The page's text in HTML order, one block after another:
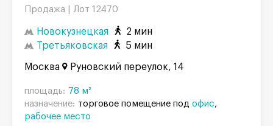
Продажа | Лот 12470
Новокузнецкая
2 мин
Третьяковская
5 мин
Москва Руновский переулок, 14
площадь: 78 м²
назначение: торговое помещение под офис
рабочее место